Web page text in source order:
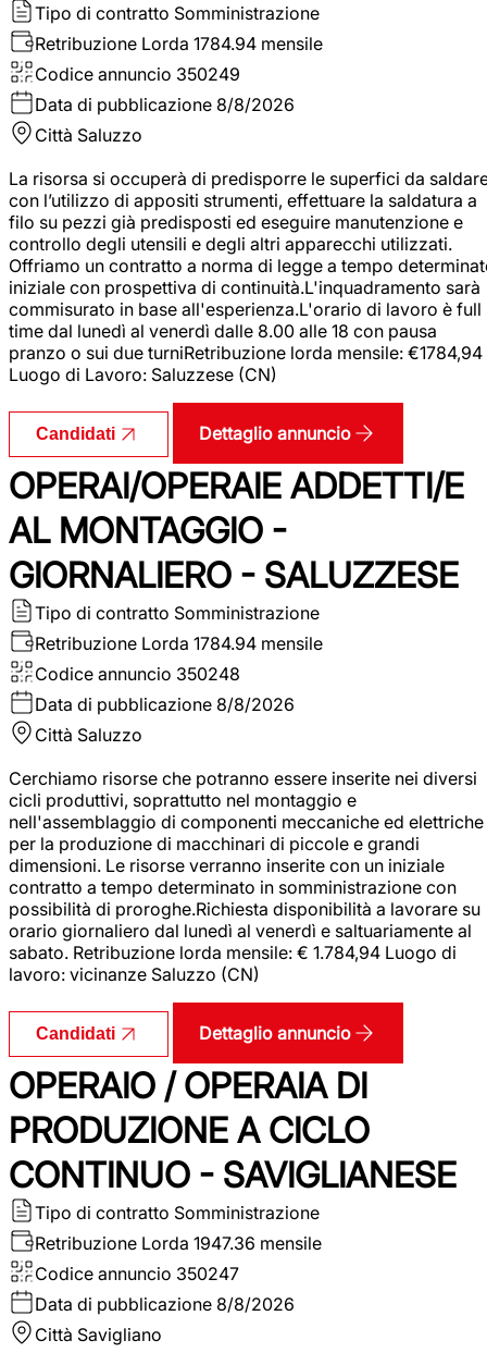
Tipo di contratto Somministrazione
Retribuzione Lorda 1784.94 mensile
Codice annuncio 350249
Data di pubblicazione 8/8/2026
Città Saluzzo
La risorsa si occuperà di predisporre le superfici da
con l’utilizzo di appositi strumenti, effettuare la saldatura a
filo su pezzi già predisposti ed eseguire manutenzione e
controllo degli utensili e degli altri apparecchi utilizzati.
Offriamo un contratto a norma di legge a tempo
iniziale con prospettiva di continuità.L'inquadramento sarà
commisurato in base all'esperienza.L'orario di lavoro è full
time dal lunedì al venerdì dalle 8.00 alle 18 con pausa
pranzo o sui due turniRetribuzione lorda mensile: €1784,94
Luogo di Lavoro: Saluzzese (CN)
Candidati Dettaglio annuncio
OPERAI/OPERAIE ADDETTI/E
AL MONTAGGIO -
GIORNALIERO - SALUZZESE
Tipo di contratto Somministrazione
Retribuzione Lorda 1784.94 mensile
Codice annuncio 350248
Data di pubblicazione 8/8/2026
Città Saluzzo
Cerchiamo risorse che potranno essere inserite nei diversi
cicli produttivi, soprattutto nel montaggio e
nell'assemblaggio di componenti meccaniche ed elettriche
per la produzione di macchinari di piccole e grandi
dimensioni. Le risorse verranno inserite con un iniziale
contratto a tempo determinato in somministrazione con
possibilità di proroghe.Richiesta disponibilità a lavorare su
orario giornaliero dal lunedì al venerdì e saltuariamente al
sabato. Retribuzione lorda mensile: € 1.784,94 Luogo di
lavoro: vicinanze Saluzzo (CN)
Candidati Dettaglio annuncio
OPERAIO / OPERAIA DI
PRODUZIONE A CICLO
CONTINUO - SAVIGLIANESE
Tipo di contratto Somministrazione
Retribuzione Lorda 1947.36 mensile
Codice annuncio 350247
Data di pubblicazione 8/8/2026
Città Savigliano